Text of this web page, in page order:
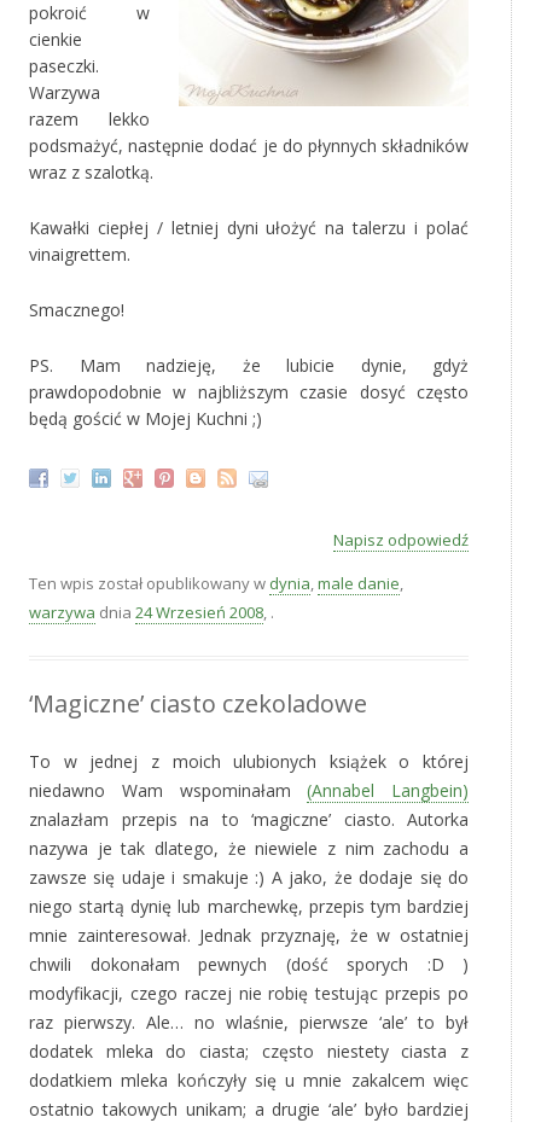
pokroić w
cienkie
paseczki.
Warzywa
razem lekko
podsmażyć, następnie dodać je do płynnych składników
wraz z szalotką.
Kawałki ciepłej / letniej dyni ułożyć na talerzu i polać
vinaigrettem.
Smacznego!
PS. Mam nadzieję, że lubicie dynie, gdyż
prawdopodobnie w najbliższym czasie dosyć często
będą gościć w Mojej Kuchni ;)
Napisz odpowiedź
Ten wpis został opublikowany w dynia,male danie,
warzywa dnia 24 Wrzesień 2008, .
‘Magiczne’ ciasto czekoladowe
To w jednej z moich ulubionych książek o której
niedawno Wam wspominałam(Annabel Langbein)
znalazłam przepis na to ‘magiczne’ ciasto. Autorka
nazywa je tak dlatego, że niewiele z nim zachodu a
zawsze się udaje i smakuje :) A jako, że dodaje się do
niego startą dynię lub marchewkę, przepis tym bardziej
mnie zainteresował. Jednak przyznaję, że w ostatniej
chwili dokonałam pewnych (dość sporych :D )
modyfikacji, czego raczej nie robię testując przepis po
raz pierwszy. Ale… no wlaśnie, pierwsze ‘ale’ to był
dodatek mleka do ciasta; często niestety ciasta z
dodatkiem mleka kończyły się u mnie zakalcem więc
ostatnio takowych unikam; a drugie ‘ale’ było bardziej